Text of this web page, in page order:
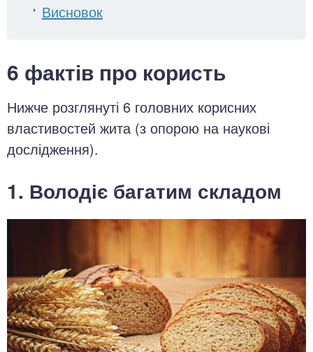
Висновок
6 фактів про користь
Нижче розглянуті 6 головних корисних
властивостей жита (з опорою на наукові
дослідження).
1. Володіє багатим складом